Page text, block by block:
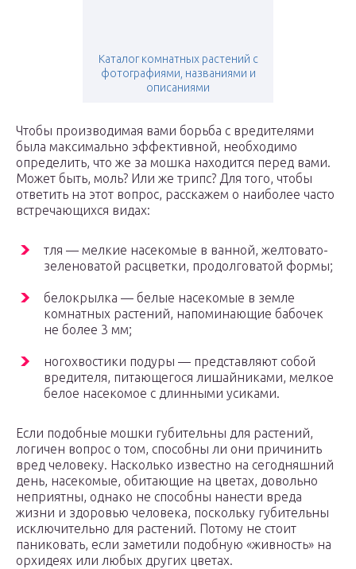
Каталог комнатных растений с
фотографиями, названиями и
описаниями
Чтобы производимая вами борьба с вредителями
была максимально эффективной, необходимо
определить, что же за мошка находится перед вами.
Может быть, моль? Или же трипс? Для того, чтобы
ответить на этот вопрос, расскажем о наиболее часто
встречающихся видах:
тля — мелкие насекомые в ванной, желтовато-
зеленоватой расцветки, продолговатой формы;
белокрылка — белые насекомые в земле
комнатных растений, напоминающие бабочек
не более 3 мм;
ногохвостики подуры — представляют собой
вредителя, питающегося лишайниками, мелкое
белое насекомое с длинными усиками.
Если подобные мошки губительны для растений,
логичен вопрос о том, способны ли они причинить
вред человеку. Насколько известно на сегодняшний
день, насекомые, обитающие на цветах, довольно
неприятны, однако не способны нанести вреда
жизни и здоровью человека, поскольку губительны
исключительно для растений. Потому не стоит
паниковать, если заметили подобную «живность» на
орхидеях или любых других цветах.